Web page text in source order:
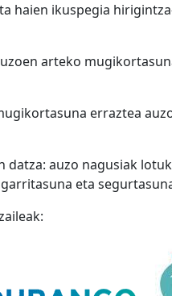
haien ikuspegia
arteko
erraztea
datza: auzo nagusiak
eta